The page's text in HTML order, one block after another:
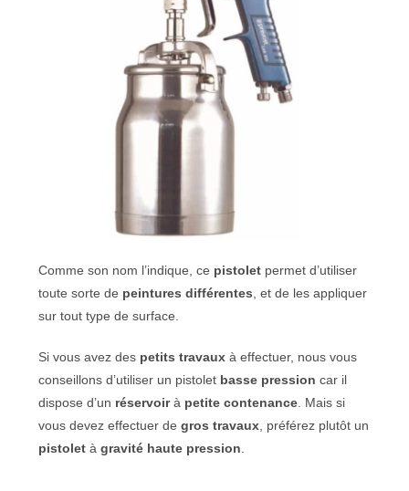
Comme son nom l’indique, ce pistolet permet d’utiliser
toute sorte de peintures différentes , et de les appliquer
sur tout type de surface.
Si vous avez des petits travaux à effectuer, nous vous
conseillons d’utiliser un pistolet basse pression car il
dispose d’un réservoirà petite contenance . Mais si
vous devez effectuer degros travaux , préférez plutôt un
pistolet àgravité haute pression